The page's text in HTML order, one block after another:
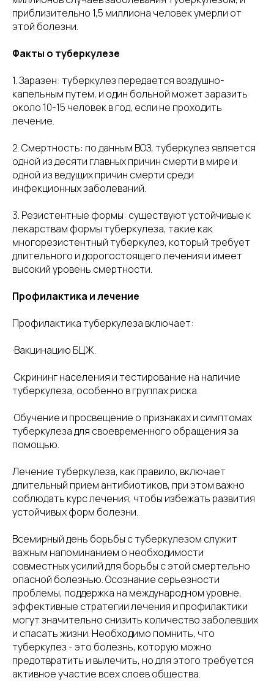
приблизительно 1,5 миллиона человек умерли от
этой болезни.
Факты о туберкулезе
1. Заразен: туберкулез передается воздушно-
капельным путем, и один больной может заразить
около 10-15 человек в год, если не проходить
лечение.
2. Смертность: по данным ВОЗ, туберкулез является
одной из десяти главных причин смерти в мире и
одной из ведущих причин смерти среди
инфекционных заболеваний.
3. Резистентные формы: существуют устойчивые к
лекарствам формы туберкулеза, такие как
многорезистентный туберкулез, который требует
длительного и дорогостоящего лечения и имеет
высокий уровень смертности.
Профилактика и лечение
Профилактика туберкулеза включает:
·Вакцинацию БЦЖ.
·Скрининг населения и тестирование на наличие
туберкулеза, особенно в группах риска.
·Обучение и просвещение о признаках и симптомах
туберкулеза для своевременного обращения за
помощью.
Лечение туберкулеза, как правило, включает
длительный прием антибиотиков, при этом важно
соблюдать курс лечения, чтобы избежать развития
устойчивых форм болезни.
Всемирный день борьбы с туберкулезом служит
важным напоминанием о необходимости
совместных усилий для борьбы с этой смертельно
опасной болезнью. Осознание серьезности
проблемы, поддержка на международном уровне,
эффективные стратегии лечения и профилактики
могут значительно снизить количество заболевших
и спасать жизни. Необходимо помнить, что
туберкулез - это болезнь, которую можно
предотвратить и вылечить, но для этого требуется
активное участие всех слоев общества.